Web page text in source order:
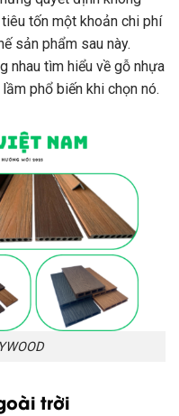
tốn một khoản chi phí
sản phẩm sau này.
nhau tìm hiểu về gỗ nhựa
phổ biến khi chọn nó.
trời